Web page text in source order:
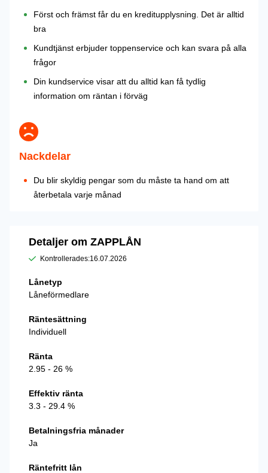
Först och främst får du en kreditupplysning. Det är alltid
bra
Kundtjänst erbjuder toppenservice och kan svara på alla
frågor
Din kundservice visar att du alltid kan få tydlig
information om räntan i förväg
Nackdelar
Du blir skyldig pengar som du måste ta hand om att
återbetala varje månad
Detaljer om ZAPPLÅN
Kontrollerades:16.07.2026
Lånetyp
Låneförmedlare
Räntesättning
Individuell
Ränta
2.95 - 26 %
Effektiv ränta
3.3 - 29.4 %
Betalningsfria månader
Ja
Räntefritt lån